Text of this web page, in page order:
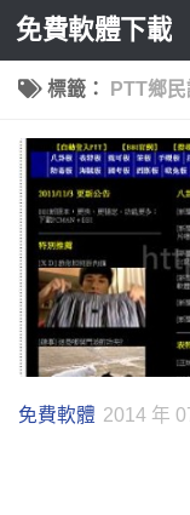
Skip to content
免費軟體下載
標籤： PTT鄉
免費軟體 2014 年